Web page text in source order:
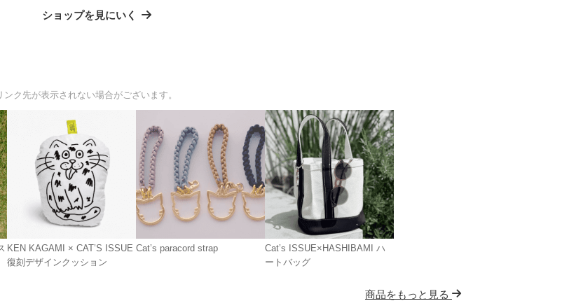
ショップを見にいく
ク先が表示されない場合がございます。
KEN KAGAMI × CAT’S ISSUE
復刻デザインクッション
Cat’s paracord strap
Cat’s ISSUE×HASHIBAMI ハ
ートバッグ
商品をもっと見る